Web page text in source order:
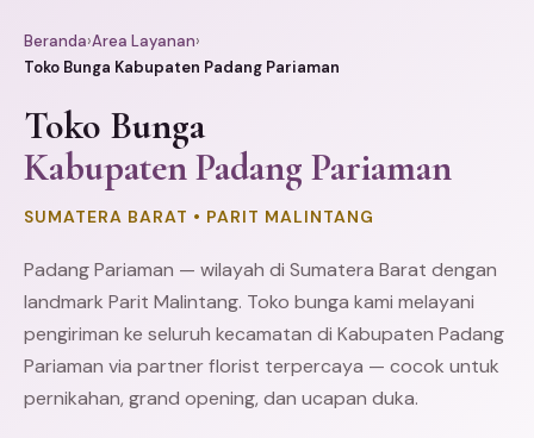
Beranda›Area Layanan›
Toko Bunga Kabupaten Padang Pariaman
Toko Bunga
Kabupaten Padang Pariaman
SUMATERA BARAT • PARIT MALINTANG
PadangPariaman — wilayah di Sumatera Barat dengan
landmark Parit Malintang. Toko bunga kami melayani
pengiriman ke seluruh kecamatan di Kabupaten Padang
Pariaman via partner florist terpercaya — cocok untuk
pernikahan, grand opening, dan ucapan duka.